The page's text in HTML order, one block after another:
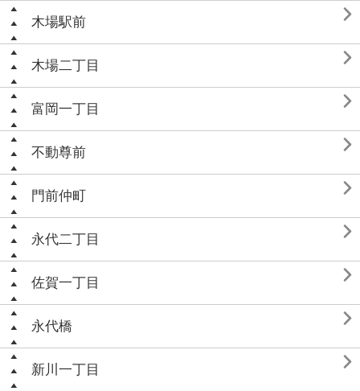
木場駅前 
木場二丁目 
富岡一丁目 
不動尊前 
門前仲町 
永代二丁目 
佐賀一丁目 
永代橋 
新川一丁目 